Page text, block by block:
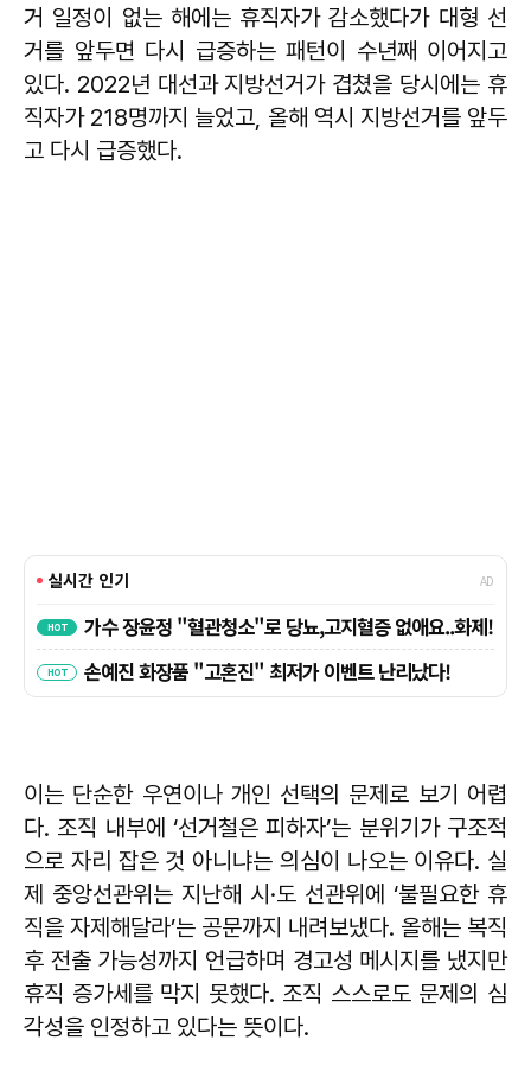
거 일정이 없는 해에는 휴직자가 감소했다가 대형 선
거를 앞두면 다시 급증하는 패턴이 수년째 이어지고
있다. 2022년 대선과 지방선거가 겹쳤을 당시에는 휴
직자가 218명까지 늘었고, 올해 역시 지방선거를 앞두
고 다시 급증했다.
이는 단순한 우연이나 개인 선택의 문제로 보기 어렵
다. 조직 내부에 ‘선거철은 피하자’는 분위기가 구조적
으로 자리 잡은 것 아니냐는 의심이 나오는 이유다. 실
제 중앙선관위는 지난해 시·도 선관위에 ‘불필요한 휴
직을 자제해달라’는 공문까지 내려보냈다. 올해는 복직
후 전출 가능성까지 언급하며 경고성 메시지를 냈지만
휴직 증가세를 막지 못했다. 조직 스스로도 문제의 심
각성을 인정하고 있다는 뜻이다.